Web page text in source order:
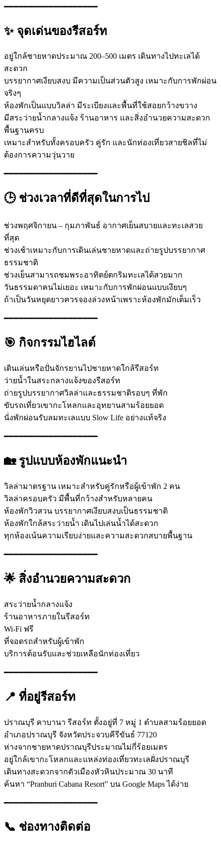
━━━━━━━━━━━━━━━━━━━
✨ จุดเด่นของรีสอร์ท
อยู่ใกล้ชายหาดประมาณ 200–500 เมตร เดินทางไปทะเลได้
สะดวก
บรรยากาศเงียบสงบ มีความเป็นส่วนตัวสูง เหมาะกับการพักผ่อน
จริงๆ
ห้องพักเป็นแบบวิลล่า มีระเบียงและพื้นที่ใช้สอยกว้างขวาง
มีสระว่ายน้ำกลางแจ้ง ร้านอาหาร และสิ่งอำนวยความสะดวก
พื้นฐานครบ
เหมาะสำหรับทั้งครอบครัว คู่รัก และนักท่องเที่ยวสายชิลที่ไม่
ต้องการความวุ่นวาย
━━━━━━━━━━━━━━━━━━━
🕒 ช่วงเวลาที่ดีที่สุดในการไป
ช่วงพฤศจิกายน – กุมภาพันธ์ อากาศเย็นสบายและทะเลสวย
ที่สุด
ช่วงเช้าเหมาะกับการเดินเล่นชายหาดและถ่ายรูปบรรยากาศ
ธรรมชาติ
ช่วงเย็นสามารถชมพระอาทิตย์ตกริมทะเลได้สวยมาก
วันธรรมดาคนไม่เยอะ เหมาะกับการพักผ่อนแบบเงียบๆ
ถ้าเป็นวันหยุดยาวควรจองล่วงหน้าเพราะห้องพักมักเต็มเร็ว
━━━━━━━━━━━━━━━━━━━
🎯 กิจกรรมไฮไลต์
เดินเล่นหรือปั่นจักรยานไปชายหาดใกล้รีสอร์ท
ว่ายน้ำในสระกลางแจ้งของรีสอร์ท
ถ่ายรูปบรรยากาศวิลล่าและธรรมชาติรอบๆ ที่พัก
ขับรถเที่ยวเขากะโหลกและอุทยานสามร้อยยอด
นั่งพักผ่อนรับลมทะเลแบบ Slow Life อย่างแท้จริง
━━━━━━━━━━━━━━━━━━━
🏡 รูปแบบห้องพักแนะนำ
วิลล่ามาตรฐาน เหมาะสำหรับคู่รักหรือผู้เข้าพัก 2 คน
วิลล่าครอบครัว มีพื้นที่กว้างสำหรับหลายคน
ห้องพักวิวสวน บรรยากาศเงียบสงบเป็นธรรมชาติ
ห้องพักใกล้สระว่ายน้ำ เดินไปเล่นน้ำได้สะดวก
ทุกห้องเน้นความเรียบง่ายและความสะดวกสบายพื้นฐาน
━━━━━━━━━━━━━━━━━━━
🌟 สิ่งอำนวยความสะดวก
สระว่ายน้ำกลางแจ้ง
ร้านอาหารภายในรีสอร์ท
Wi-Fi ฟรี
ที่จอดรถสำหรับผู้เข้าพัก
บริการต้อนรับและช่วยเหลือนักท่องเที่ยว
━━━━━━━━━━━━━━━━━━━
📍 ที่อยู่รีสอร์ท
ปราณบุรี คาบานา รีสอร์ท ตั้งอยู่ที่ 7 หมู่ 1 ตำบลสามร้อยยอด
อำเภอปราณบุรี จังหวัดประจวบคีรีขันธ์ 77120
ห่างจากชายหาดปราณบุรีประมาณไม่กี่ร้อยเมตร
อยู่ใกล้เขากะโหลกและแหล่งท่องเที่ยวทะเลฝั่งปราณบุรี
เดินทางสะดวกจากตัวเมืองหัวหินประมาณ 30 นาที
ค้นหา “Pranburi Cabana Resort” บน Google Maps ได้ง่าย
━━━━━━━━━━━━━━━━━━━
📞 ช่องทางติดต่อ